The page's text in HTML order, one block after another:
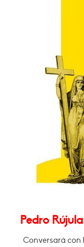
Pedro
Conversará con